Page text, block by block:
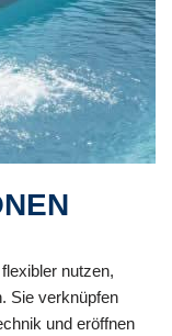
nutzen,
Sie verknüpfen
und eröffnen